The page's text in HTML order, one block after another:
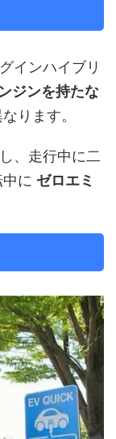
インハイブリ
ジンを持たな
ります。
、走行中に二
に ゼロエミ